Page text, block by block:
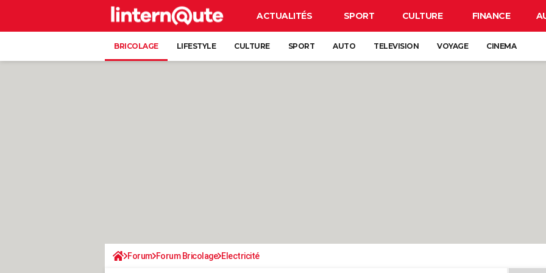
ACTUALITÉS SPORT CULTURE FINANCE
BRICOLAGE LIFESTYLE CULTURE SPORT AUTO TELEVISION VOYAGE CINEMA
Forum Forum Bricolage Electricité